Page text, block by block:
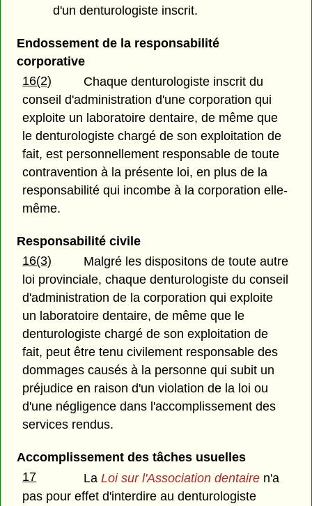
d'un denturologiste inscrit.
Endossement de la responsabilité
corporative
16(2)
Chaque denturologiste inscrit du
conseil d'administration d'une corporation qui
exploite un laboratoire dentaire, de même que
le denturologiste chargé de son exploitation de
fait, est personnellement responsable de toute
contravention à la présente loi, en plus de la
responsabilité qui incombe à la corporation elle-
même.
Responsabilité civile
16(3)
Malgré les dispositons de toute autre
loi provinciale, chaque denturologiste du conseil
d'administration de la corporation qui exploite
un laboratoire dentaire, de même que le
denturologiste chargé de son exploitation de
fait, peut être tenu civilement responsable des
dommages causés à la personne qui subit un
préjudice en raison d'un violation de la loi ou
d'une négligence dans l'accomplissement des
services rendus.
Accomplissement des tâches usuelles
17
LaLoi sur l'Association dentaire n'a
pas pour effet d'interdire au denturologiste